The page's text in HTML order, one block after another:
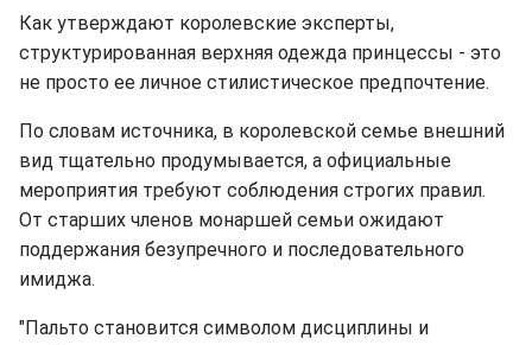
Как утверждают королевские эксперты,
структурированная верхняя одежда принцессы - это
не просто ее личное стилистическое предпочтение.
По словам источника, в королевской семье внешний
вид тщательно продумывается, а официальные
мероприятия требуют соблюдения строгих правил.
От старших членов монаршей семьи ожидают
поддержания безупречного и последовательного
имиджа.
"Пальто становится символом дисциплины и